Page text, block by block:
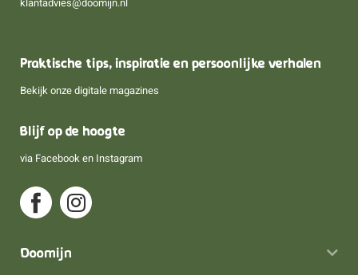
Doomijn
klantadvies@doomijn.nl
Praktische tips, inspiratie en persoonlijke verhalen
Bekijk onze digitale magazines
Blijf op de hoogte
via Facebook en Instagram